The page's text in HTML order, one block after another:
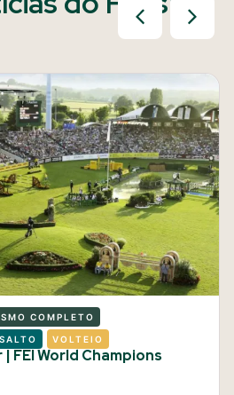
COMPLETO
SALTO VOLTEIO
FEI World Champions